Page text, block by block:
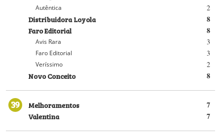
2
Autêntica
8
Distribuidora Loyola
8
Faro Editorial
3
Avis Rara
3
Faro Editorial
2
Veríssimo
8
Novo Conceito
39 7
Melhoramentos
7
Valentina